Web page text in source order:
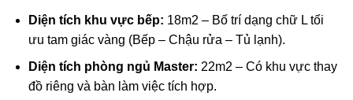
Diện tích khu vực bếp: 18m2 – Bố trí dạng chữ L tối
ưu tam giác vàng (Bếp – Chậu rửa – Tủ lạnh).
Diện tích phòng ngủ Master: 22m2 – Có khu vực thay
đồ riêng và bàn làm việc tích hợp.